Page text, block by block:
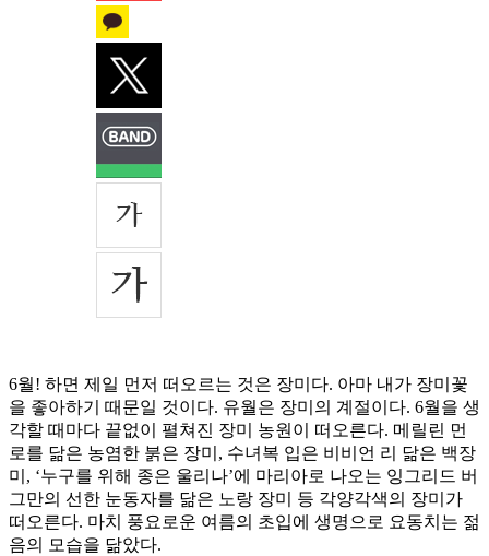
6월! 하면 제일 먼저 떠오르는 것은 장미다. 아마 내가 장미꽃
을 좋아하기 때문일 것이다. 유월은 장미의 계절이다. 6월을 생
각할 때마다 끝없이 펼쳐진 장미 농원이 떠오른다. 메릴린 먼
로를 닮은 농염한 붉은 장미, 수녀복 입은 비비언 리 닮은 백장
미, ‘누구를 위해 종은 울리나’에 마리아로 나오는 잉그리드 버
그만의 선한 눈동자를 닮은 노랑 장미 등 각양각색의 장미가
떠오른다. 마치 풍요로운 여름의 초입에 생명으로 요동치는 젊
음의 모습을 닮았다.